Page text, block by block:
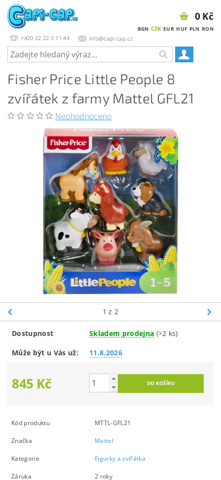
+420 22 22 0 11 44 info@capi-cap.cz
BGN CZK EUR HUF PLN RON
0 Kč
Fisher Price Little People 8
zvířátek z farmy Mattel GFL21
Neohodnoceno
1 z 2
Dostupnost Skladem prodejna (>2 ks)
Může být u Vás už: 11.8.2026
845 Kč
Kód produktu MTTL-GFL21
Značka Mattel
Kategorie Figurky a zvířátka
Záruka 2 roky